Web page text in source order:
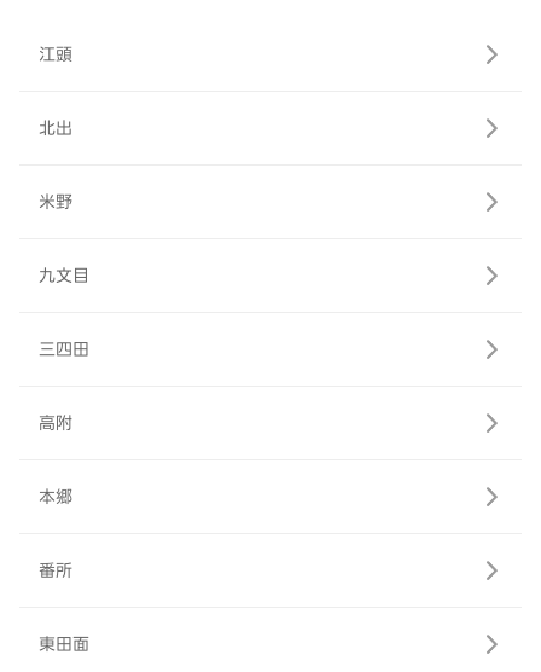
江頭
北出
米野
九文目
三四田
高附
本郷
番所
東田面